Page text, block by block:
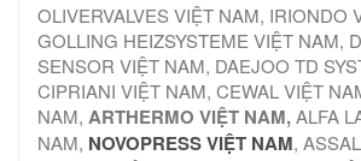
OLIVERVALVES VIỆT NAM, IRIONDO
GOLLING HEIZSYSTEME VIỆT NAM,
SENSOR VIỆT NAM, DAEJOO TD
CIPRIANI VIỆT NAM, CEWAL VIỆT
NAM, ARTHERMO VIỆT NAM,ALFA
NAM, NOVOPRESS VIỆT NAM,